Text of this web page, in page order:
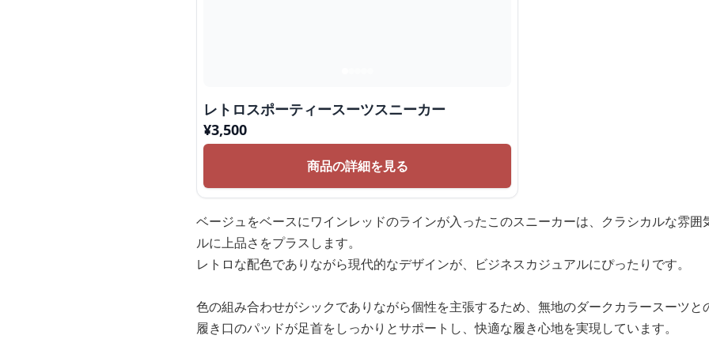
レトロスポーティースーツスニーカー
¥3,500
商品の詳細を見る
ベージュをベースにワインレッドのラインが入ったこのスニーカーは、クラシカルな雰
ルに上品さをプラスします。
レトロな配色でありながら現代的なデザインが、ビジネスカジュアルにぴったりです。
色の組み合わせがシックでありながら個性を主張するため、無地のダークカラースーツと
履き口のパッドが足首をしっかりとサポートし、快適な履き心地を実現しています。